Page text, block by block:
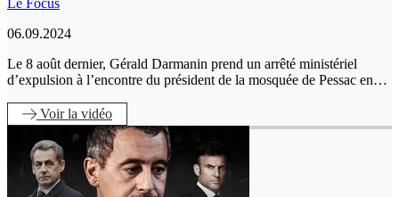
06.09.2024
Le 8 août dernier, Gérald Darmanin prend un arrêté ministériel
d’expulsion à l’encontre du président de la mosquée de Pessac en…
Voirla vidéo